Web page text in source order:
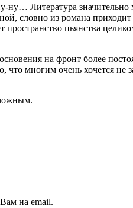
ну… Литература
словно из романа
пьянства
на фронт более
многим очень хочется не
на email.